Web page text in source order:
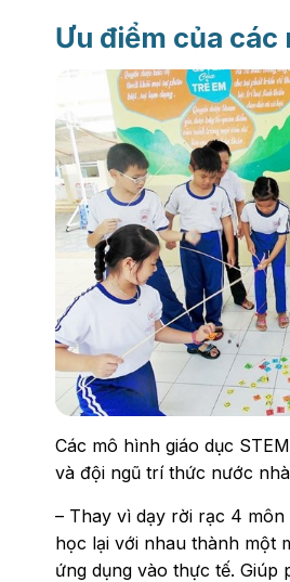
Ưu điểm của các
Các mô hình giáo dục
và đội ngũ trí thức nước
– Thay vì dạy rời rạc 4
học lại với nhau thành một
ứng dụng vào thực tế.